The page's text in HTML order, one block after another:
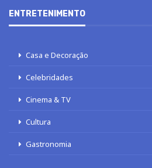
ENTRETENIMENTO
Casa e Decoração
Celebridades
Cinema & TV
Cultura
Gastronomia